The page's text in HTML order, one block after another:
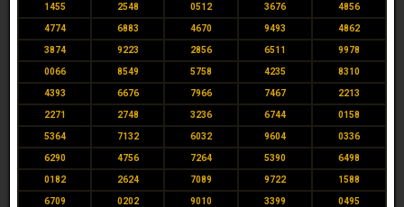
1455 2548 0512 3676 4856
4774 6883 4670 9493 4862
3874 9223 2856 6511 9978
0066 8549 5758 4235 8310
4393 6676 7966 7467 2213
2271 2748 3236 6744 0158
5364 7132 6032 9604 0336
6290 4756 7264 5390 6498
0182 2624 7089 9722 1588
6709 0202 9010 3399 0495